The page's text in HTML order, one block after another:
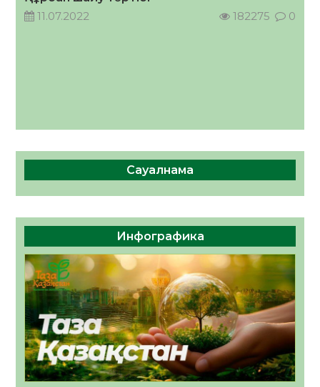
11.07.2022
182275 0
Сауалнама
Инфографика